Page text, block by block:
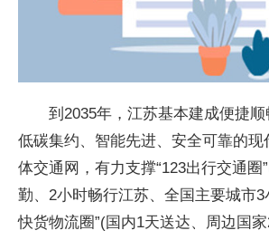
到2035年，江苏基本建成便捷顺
低碳集约、智能先进、安全可靠的现
体交通网，有力支撑“123出行交通圈
勤、2小时畅行江苏、全国主要城市3
快货物流圈”(国内1天送达、周边国